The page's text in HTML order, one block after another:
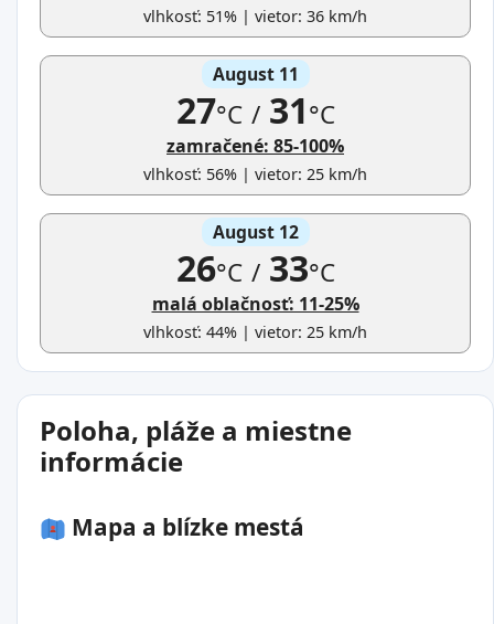
vlhkosť: 51% | vietor: 36 km/h
August 11
27°C /31°C
zamračené: 85-100%
vlhkosť: 56% | vietor: 25 km/h
August 12
26°C /33°C
malá oblačnosť: 11-25%
vlhkosť: 44% | vietor: 25 km/h
Poloha, pláže a miestne
informácie
Mapa a blízke mestá